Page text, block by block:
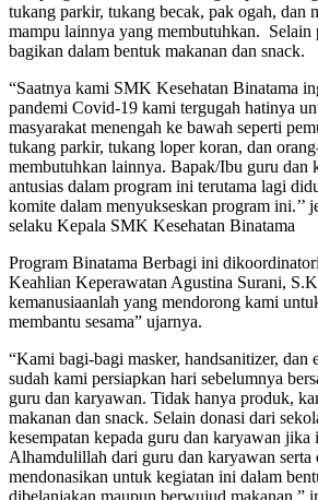
tukang parkir, tukang becak, pak ogah, dan
mampu lainnya yang membutuhkan. Selain
bagikan dalam bentuk makanan dan snack.
“Saatnya kami SMK Kesehatan Binatama
pandemi Covid-19 kami tergugah hatinya
masyarakat menengah ke bawah seperti
tukang parkir, tukang loper koran, dan
membutuhkan lainnya. Bapak/Ibu guru dan
antusias dalam program ini terutama lagi
komite dalam menyukseskan program ini.’’
selaku Kepala SMK Kesehatan Binatama
Program Binatama Berbagi ini
Keahlian Keperawatan Agustina Surani,
kemanusiaanlah yang mendorong kami
membantu sesama” ujarnya.
“Kami bagi-bagi masker, handsanitizer, dan
sudah kami persiapkan hari sebelumnya
guru dan karyawan. Tidak hanya produk,
makanan dan snack. Selain donasi dari
kesempatan kepada guru dan karyawan
Alhamdulillah dari guru dan karyawan serta
mendonasikan untuk kegiatan ini dalam
dibelanjakan maupun berwujud makanan.”